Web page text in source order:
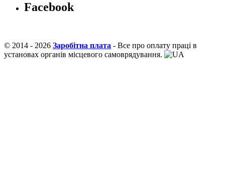
Facebook
© 2014 - 2026 Заробітна плата - Все про оплату праці в
установах органів місцевого самоврядування.